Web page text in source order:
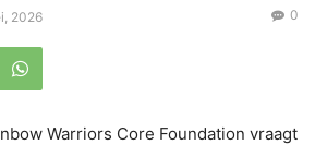
2026 0
Warriors Core Foundation vraagt